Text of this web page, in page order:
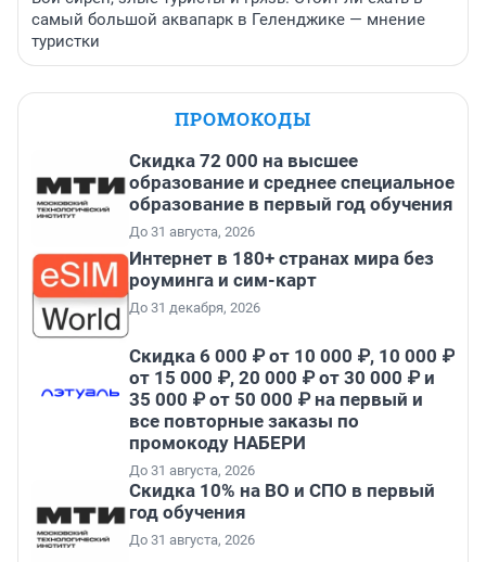
самый большой аквапарк в Геленджике — мнение
туристки
ПРОМОКОДЫ
Скидка 72 000 на высшее
образование и среднее специальное
образование в первый год обучения
До 31 августа, 2026
Интернет в 180+ странах мира без
роуминга и сим-карт
До 31 декабря, 2026
Скидка 6 000 ₽ от 10 000 ₽, 10 000 ₽
от 15 000 ₽, 20 000 ₽ от 30 000 ₽ и
35 000 ₽ от 50 000 ₽ на первый и
все повторные заказы по
промокоду НАБЕРИ
До 31 августа, 2026
Скидка 10% на ВО и СПО в первый
год обучения
До 31 августа, 2026